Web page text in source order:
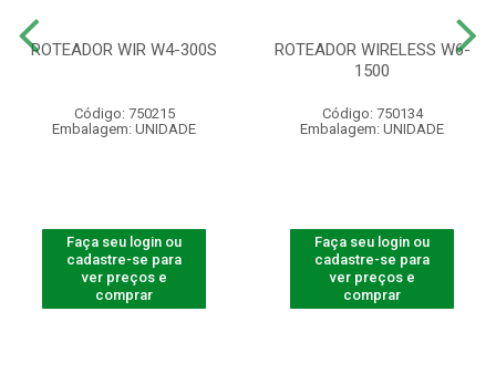
ROTEADOR WIR W4-300S
Código: 750215
Embalagem: UNIDADE
Faça seu login ou
cadastre-se para
ver preços e
comprar
ROTEADOR WIRELESS W6-
1500
Código: 750134
Embalagem: UNIDADE
Faça seu login ou
cadastre-se para
ver preços e
comprar